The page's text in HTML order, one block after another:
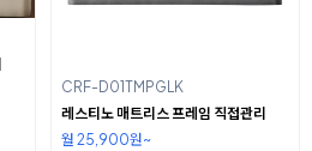
CRF-D01TMPGLK
레스티노 매트리스 프레임 직접관리
월 25,900원~